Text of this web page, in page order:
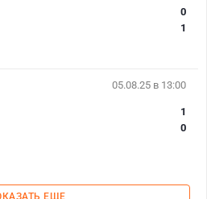
0
1
05.08.25 в 13:00
1
0
ЕЩЕ